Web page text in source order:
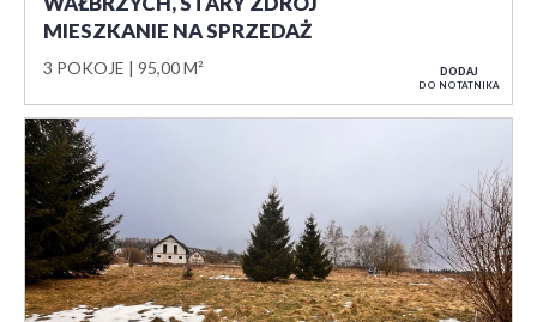
MIESZKANIE NA SPRZEDAŻ
3 POKOJE 95,00 M² DODAJ
DO NOTATNIKA